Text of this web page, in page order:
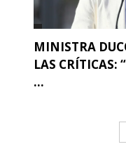
MINISTRA
LAS CRÍTICAS:
...